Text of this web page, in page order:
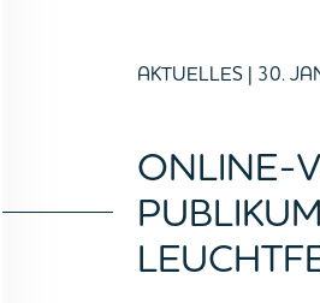
STARTSEITE
UNTERNEHMEN
AKTUELLES | 30.
ONLINE-